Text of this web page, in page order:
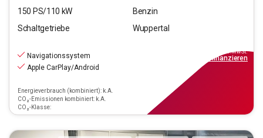
150 PS/110 kW
Benzin
Schaltgetriebe
Wuppertal
Navigationssystem
Apple CarPlay/Android
Energieverbrauch (kombiniert): k.A.
CO₂-Emissionen kombiniert: k.A.
CO₂-Klasse:
inkl.MwSt.
finanzieren